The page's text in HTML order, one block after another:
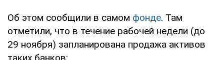
Об этом сообщили в самом фонде. Там
отметили, что в течение рабочей недели (до
29 ноября) запланирована продажа активов
таких банков: